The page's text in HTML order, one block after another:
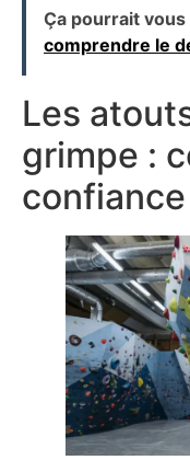
Ça pourrait
comprendre le
Les
grimpe :
confiance